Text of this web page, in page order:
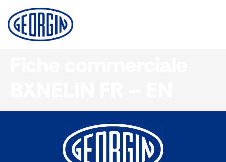
Panneau de gestion des cookies